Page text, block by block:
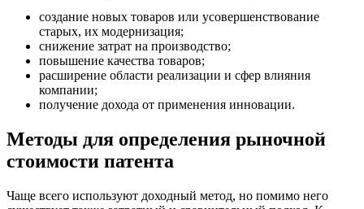
создание новых товаров или усовершенствование
старых, их модернизация;
снижение затрат на производство;
повышение качества товаров;
расширение области реализации и сфер влияния
компании;
получение дохода от применения инновации.
Методы для определения рыночной
стоимости патента
Чаще всего используют доходный метод, но помимо него